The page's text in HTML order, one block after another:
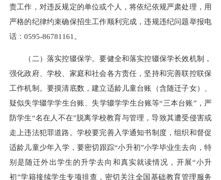
责工作，对违反规定的单位或个人，将依纪依规严肃处理，用
严格的纪律约束确保招生工作顺利完成，违规违纪问题举报电
话： 0595-86781161 。
（二）落实控辍保学。要健全和落实控辍保学长效机制，
强化政府、学校、家庭和社会各方责任，坚持和完善联控联保
工作机制。要摸清底数，建立适龄儿童台账（含随迁子女）、
疑似失学辍学学生台账、失学辍学学生台账等“三本台账”，严
防学生“名在人不在”脱离学校教育与管理，导致其遭受侵害或
走上违法犯罪道路。学校要完善入学通知书制度，组织和督促
适龄儿童少年入学，要密切跟踪“小升初”小学毕业生去向，特
别是随迁外出学生的升学去向和真实就读情况，开展“小升
初”学籍接续学生专项排查，密切关注全国基础教育管理服务